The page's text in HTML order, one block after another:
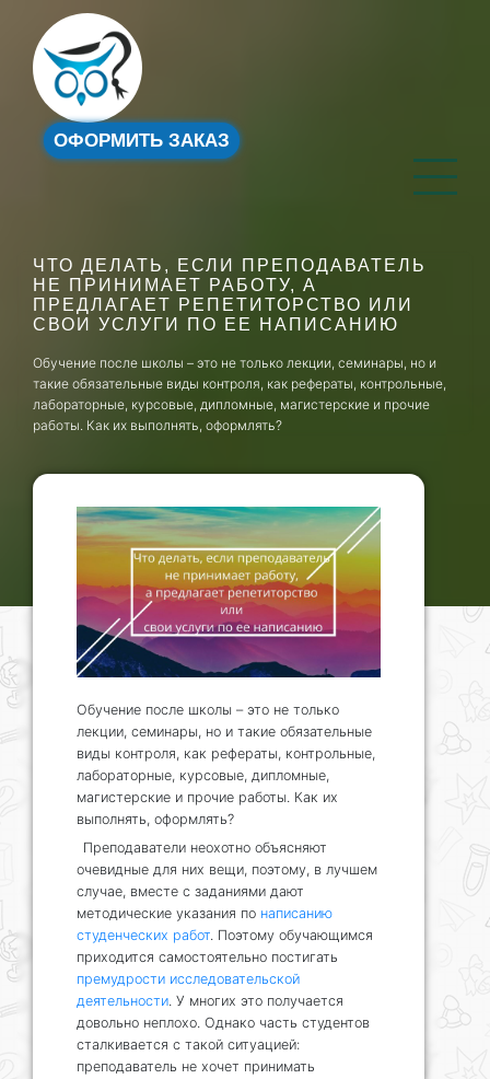
ОФОРМИТЬ ЗАКАЗ
ЧТО ДЕЛАТЬ, ЕСЛИ ПРЕПОДАВАТЕЛЬ
НЕ ПРИНИМАЕТ РАБОТУ, А
ПРЕДЛАГАЕТ РЕПЕТИТОРСТВО ИЛИ
СВОИ УСЛУГИ ПО ЕЕ НАПИСАНИЮ
Обучение после школы – это не только лекции, семинары, но и
такие обязательные виды контроля, как рефераты, контрольные,
лабораторные, курсовые, дипломные, магистерские и прочие
работы. Как их выполнять, оформлять?
Обучение после школы – это не только
лекции, семинары, но и такие обязательные
виды контроля, как рефераты, контрольные,
лабораторные, курсовые, дипломные,
магистерские и прочие работы. Как их
выполнять, оформлять?
Преподаватели неохотно объясняют
очевидные для них вещи, поэтому, в лучшем
случае, вместе с заданиями дают
методические указания по написанию
студенческих работ. Поэтому обучающимся
приходится самостоятельно постигать
премудрости исследовательской
деятельности. У многих это получается
довольно неплохо. Однако часть студентов
сталкивается с такой ситуацией:
преподаватель не хочет принимать